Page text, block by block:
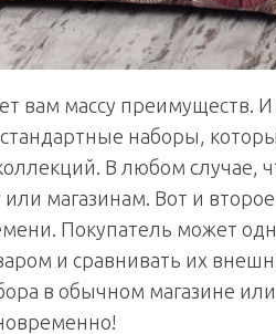
вам массу преимуществ.
наборы,
В любом случае,
магазинам. Вот и
Покупатель может
и сравнивать их
в обычном магазине